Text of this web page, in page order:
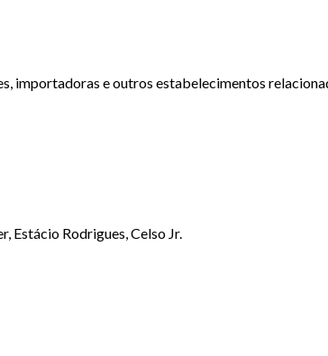
importadoras e outros estabelecimentos
Estácio Rodrigues, Celso Jr.